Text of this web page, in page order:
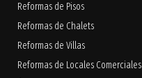
Reformas de Pisos
Reformas de Chalets
Reformas de Villas
Reformas de Locales Comerciales